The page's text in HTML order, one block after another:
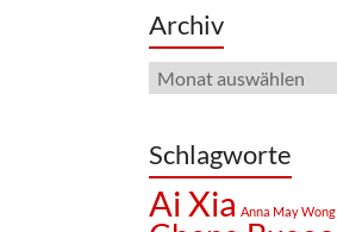
Archiv
Archiv
Schlagworte
Ai Xia Anna May Wong